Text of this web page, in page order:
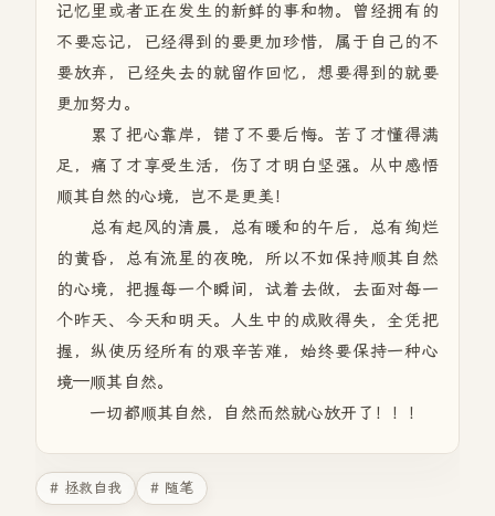
记忆里或者正在发生的新鲜的事和物。曾经拥有的
不要忘记，已经得到的要更加珍惜，属于自己的不
要放弃，已经失去的就留作回忆，想要得到的就要
更加努力。
累了把心靠岸，错了不要后悔。苦了才懂得满
足，痛了才享受生活，伤了才明白坚强。从中感悟
顺其自然的心境，岂不是更美！
总有起风的清晨，总有暖和的午后，总有绚烂
的黄昏，总有流星的夜晚，所以不如保持顺其自然
的心境，把握每一个瞬间，试着去做，去面对每一
个昨天、今天和明天。人生中的成败得失，全凭把
握，纵使历经所有的艰辛苦难，始终要保持一种心
境—顺其自然。
一切都顺其自然，自然而然就心放开了！！！
# 拯救自我 # 随笔